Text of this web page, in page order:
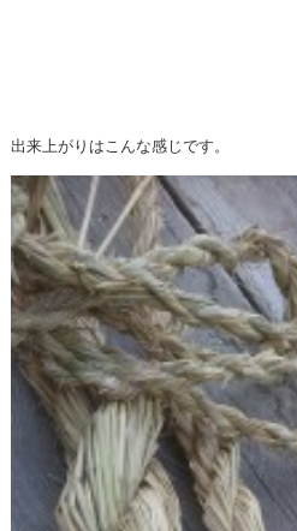
出来上がりはこんな感じです。